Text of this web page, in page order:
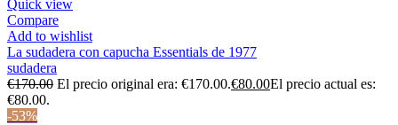
Quick view
Compare
Add to wishlist
La sudadera con capucha Essentials de 1977
sudadera
€170.00 El precio original era: €170.00.€80.00El precio actual es:
€80.00.
-53%